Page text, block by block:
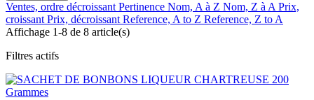
Ventes, ordre décroissantPertinence Nom, A à Z Nom, Z à APrix,
croissantPrix, décroissantReference, A to Z Reference, Z to A
Affichage 1-8 de 8 article(s)
Filtres actifs